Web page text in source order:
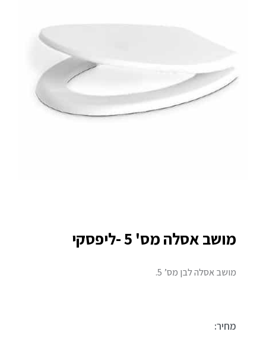
מושב אסלה מס' 5 -ליפסקי
מושב אסלה לבן מס’ 5.
מחיר: